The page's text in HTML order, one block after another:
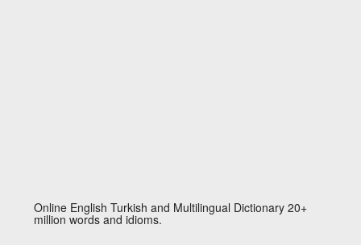
Online English Turkish and Multilingual Dictionary 20+
million words and idioms.